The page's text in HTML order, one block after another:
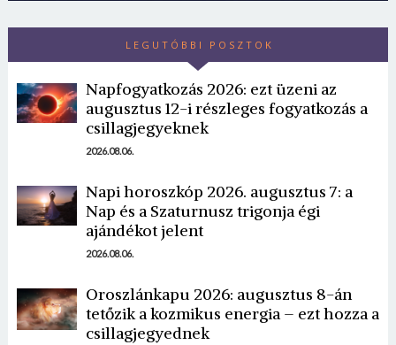
LEGUTÓBBI POSZTOK
Napfogyatkozás 2026: ezt üzeni az
augusztus 12-i részleges fogyatkozás a
csillagjegyeknek
2026.08.06.
Napi horoszkóp 2026. augusztus 7: a
Nap és a Szaturnusz trigonja égi
ajándékot jelent
2026.08.06.
Oroszlánkapu 2026: augusztus 8-án
tetőzik a kozmikus energia – ezt hozza a
csillagjegyednek
Borsonline bejelentkezés
E-mail cím vagy felhasználónév
Jelszó